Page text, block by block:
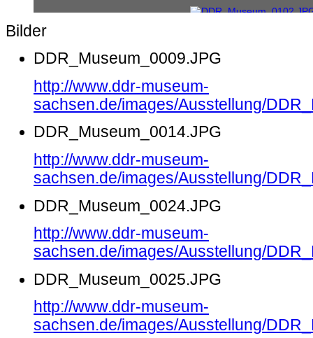
Bilder
DDR_Museum_0009.JPG
http://www.ddr-museum-
sachsen.de/images/Ausstellung/
DDR_Museum_0014.JPG
http://www.ddr-museum-
sachsen.de/images/Ausstellung/
DDR_Museum_0024.JPG
http://www.ddr-museum-
sachsen.de/images/Ausstellung/
DDR_Museum_0025.JPG
http://www.ddr-museum-
sachsen.de/images/Ausstellung/